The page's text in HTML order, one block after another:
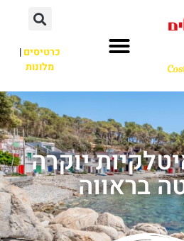
כרטיסים|
מלונות
יוקרה
בראווה